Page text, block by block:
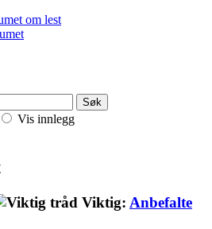
om lest
Vis innlegg
Viktig: Anbefalte